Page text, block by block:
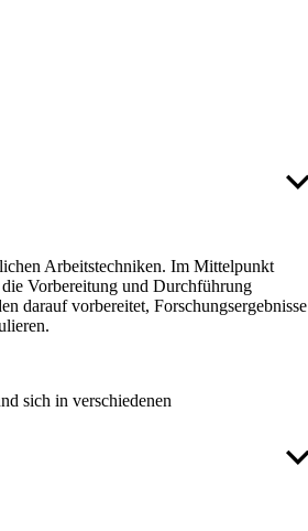
Arbeitstechniken. Im Mittelpunkt
Vorbereitung und Durchführung
darauf vorbereitet, Forschungsergebnisse
sich in verschiedenen